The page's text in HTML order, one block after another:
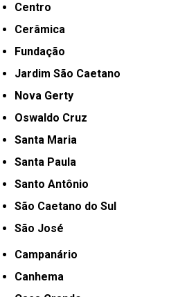
Centro
Cerâmica
Fundação
Jardim São Caetano
Nova Gerty
Oswaldo Cruz
Santa Maria
Santa Paula
Santo Antônio
São Caetano do Sul
São José
Campanário
Canhema